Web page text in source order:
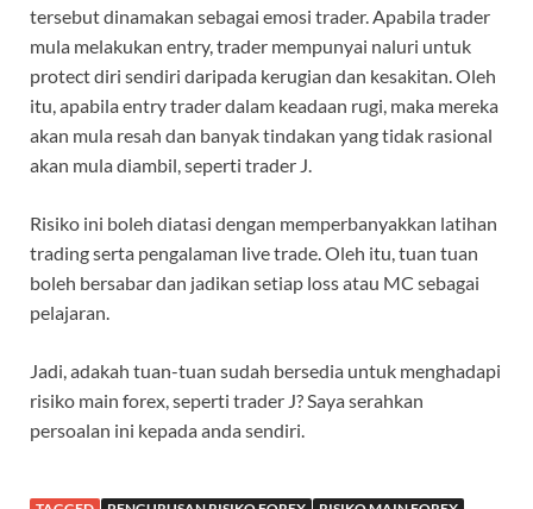
tersebut dinamakan sebagai emosi trader. Apabila trader
mula melakukan entry, trader mempunyai naluri untuk
protect diri sendiri daripada kerugian dan kesakitan. Oleh
itu, apabila entry trader dalam keadaan rugi, maka mereka
akan mula resah dan banyak tindakan yang tidak rasional
akan mula diambil, seperti trader J.
Risiko ini boleh diatasi dengan memperbanyakkan latihan
trading serta pengalaman live trade. Oleh itu, tuan tuan
boleh bersabar dan jadikan setiap loss atau MC sebagai
pelajaran.
Jadi, adakah tuan-tuan sudah bersedia untuk menghadapi
risiko main forex, seperti trader J? Saya serahkan
persoalan ini kepada anda sendiri.